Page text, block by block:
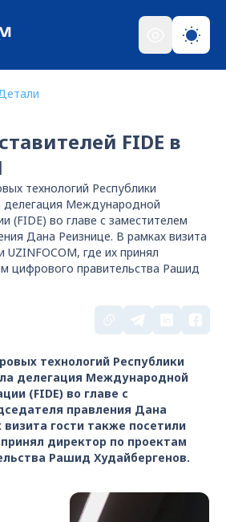
FIDE в
технологий Республики
делегация Международной
(FIDE) во главе с заместителем
Дана Реизнице. В рамках визита
UZINFOCOM, где их принял
цифрового правительства Рашид
технологий Республики
делегация Международной
(FIDE) во главе с
правления Дана
гости также посетили
принял директор по проектам
Рашид Худайбергенов.